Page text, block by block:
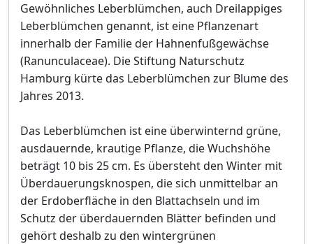
Gewöhnliches Leberblümchen, auch Dreilappiges
Leberblümchen genannt, ist eine Pflanzenart
innerhalb der Familie der Hahnenfußgewächse
(Ranunculaceae). Die Stiftung Naturschutz
Hamburg kürte das Leberblümchen zur Blume des
Jahres 2013.
Das Leberblümchen ist eine überwinternd grüne,
ausdauernde, krautige Pflanze, die Wuchshöhe
beträgt 10 bis 25 cm. Es übersteht den Winter mit
Überdauerungsknospen, die sich unmittelbar an
der Erdoberfläche in den Blattachseln und im
Schutz der überdauernden Blätter befinden und
gehört deshalb zu den wintergrünen